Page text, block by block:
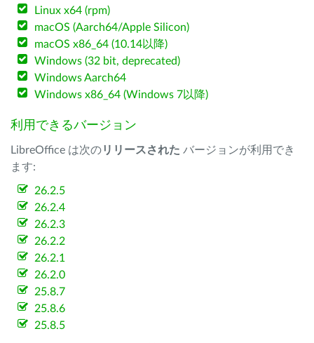
Linux x64 (rpm)
macOS (Aarch64/Apple Silicon)
macOS x86_64 (10.14以降)
Windows (32 bit, deprecated)
Windows Aarch64
Windows x86_64 (Windows 7以降)
利用できるバージョン
LibreOffice は次のリリースされた バージョンが利用でき
ます:
26.2.5
26.2.4
26.2.3
26.2.2
26.2.1
26.2.0
25.8.7
25.8.6
25.8.5